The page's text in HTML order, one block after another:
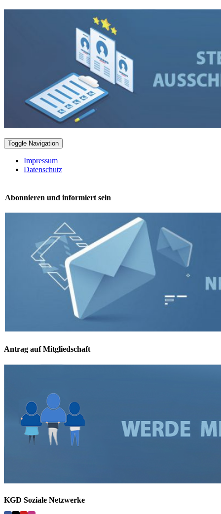
Toggle Navigation
Impressum
Datenschutz
Abonnieren und informiert sein
Antrag auf Mitgliedschaft
KGD Soziale Netzwerke